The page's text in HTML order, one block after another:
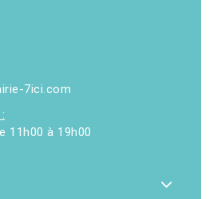
7ici.com
11h00 à 19h00